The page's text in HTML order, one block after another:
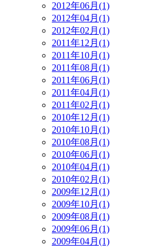
2012年06月(1)
2012年04月(1)
2012年02月(1)
2011年12月(1)
2011年10月(1)
2011年08月(1)
2011年06月(1)
2011年04月(1)
2011年02月(1)
2010年12月(1)
2010年10月(1)
2010年08月(1)
2010年06月(1)
2010年04月(1)
2010年02月(1)
2009年12月(1)
2009年10月(1)
2009年08月(1)
2009年06月(1)
2009年04月(1)